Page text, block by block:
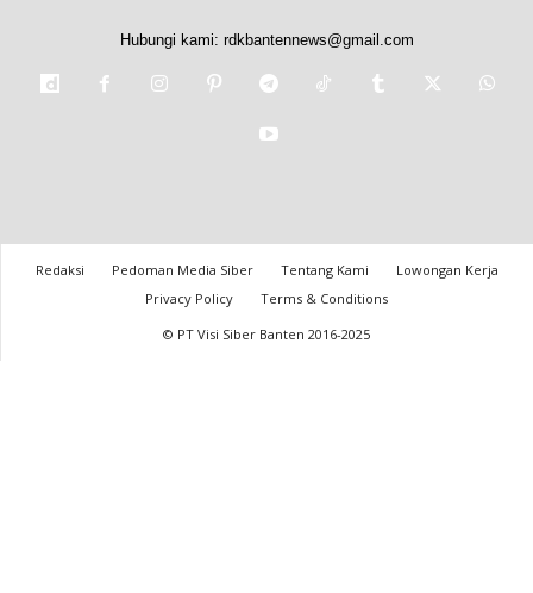
Hubungi kami: rdkbantennews@gmail.com
Redaksi Pedoman Media Siber Tentang Kami
Lowongan Kerja
Privacy Policy
Terms & Conditions
© PT Visi Siber Banten 2016-2025